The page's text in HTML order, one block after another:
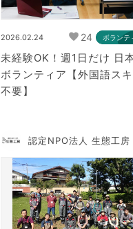
2026.02.24 24 ボランテ
未経験OK！週1日だけ 日
ボランティア【外国語ス
不要】
認定NPO法人 生態工房